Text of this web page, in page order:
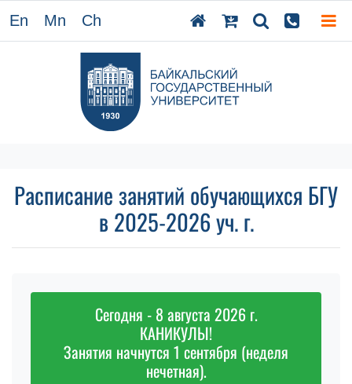
En Mn Ch
Расписание занятий обучающихся БГУ
в 2025-2026 уч. г.
Сегодня - 8 августа 2026 г.
КАНИКУЛЫ!
Занятия начнутся 1 сентября (неделя
нечетная).